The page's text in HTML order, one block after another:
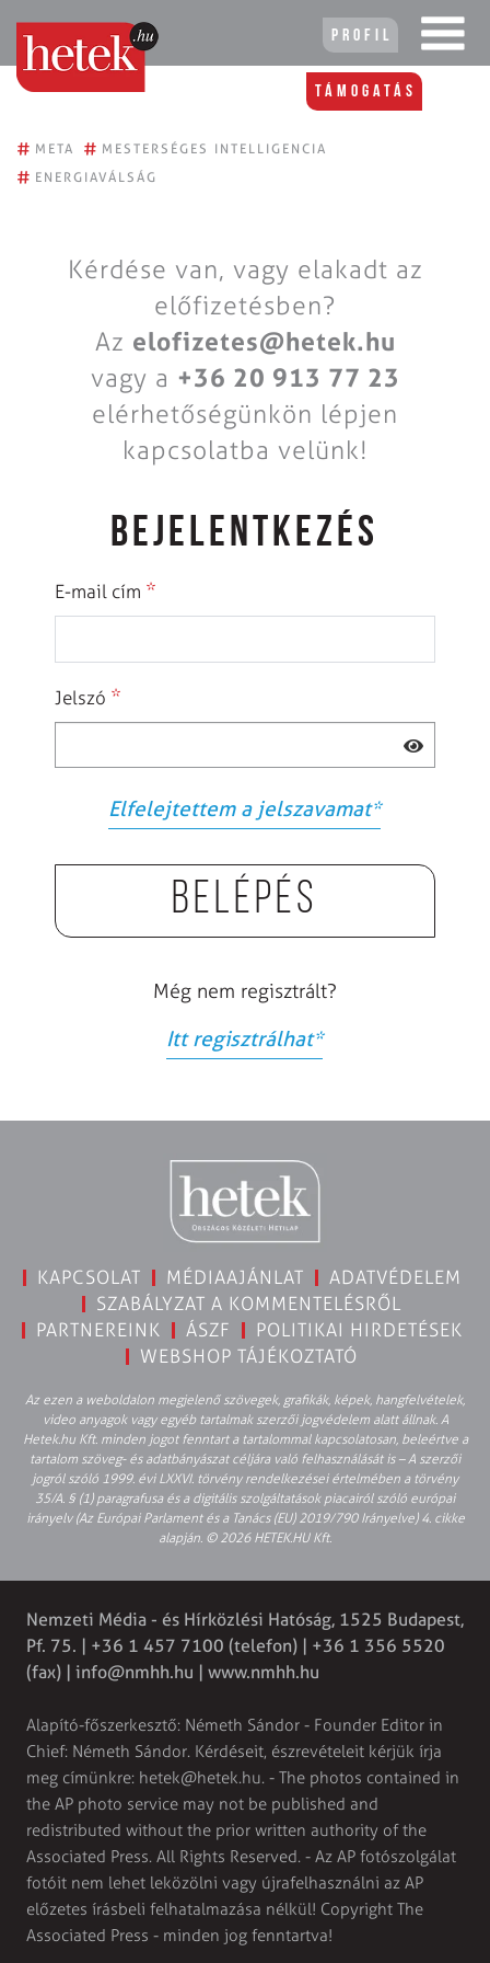
Profil
Támogatás
# META # MESTERSÉGES INTELLIGENCIA
# ENERGIAVÁLSÁG
Kérdése van, vagy elakadt az
előfizetésben?
Az elofizetes@hetek.hu
vagy a +36 20 913 77 23
elérhetőségünkön lépjen
kapcsolatba velünk!
BEJELENTKEZÉS
E-mail cím *
Jelszó *
Elfelejtettem a jelszavamat*
Belépés
Még nem regisztrált?
Itt regisztrálhat*
KAPCSOLAT MÉDIAAJÁNLAT
ADATVÉDELEM
SZABÁLYZAT A KOMMENTELÉSRŐL
PARTNEREINK
ÁSZF
POLITIKAI HIRDETÉSEK
WEBSHOP TÁJÉKOZTATÓ
Az ezen a weboldalon megjelenő szövegek, grafikák, képek, hangfelvételek,
video anyagok vagy egyéb tartalmak szerzői jogvédelem alatt állnak. A
Hetek.hu Kft. minden jogot fenntart a tartalommal kapcsolatosan, beleértve a
tartalom szöveg- és adatbányászat céljára való felhasználását is – A szerzői
jogról szóló 1999. évi LXXVI. törvény rendelkezései értelmében a törvény
35/A. § (1) paragrafusa és a digitális szolgáltatások piacairól szóló európai
irányelv (Az Európai Parlament és a Tanács (EU) 2019/790 Irányelve) 4. cikke
alapján. © 2026 HETEK.HU Kft.
Nemzeti Média - és Hírközlési Hatóság, 1525 Budapest,
Pf. 75. | +36 1 457 7100 (telefon) | +36 1 356 5520
(fax) | info@nmhh.hu | www.nmhh.hu
Alapító-főszerkesztő: Németh Sándor - Founder Editor in
Chief: Németh Sándor. Kérdéseit, észrevételeit kérjük írja
meg címünkre: hetek@hetek.hu. - The photos contained in
the AP photo service may not be published and
redistributed without the prior written authority of the
Associated Press. All Rights Reserved. - Az AP fotószolgálat
fotóit nem lehet leközölni vagy újrafelhasználni az AP
előzetes írásbeli felhatalmazása nélkül! Copyright The
Associated Press - minden jog fenntartva!